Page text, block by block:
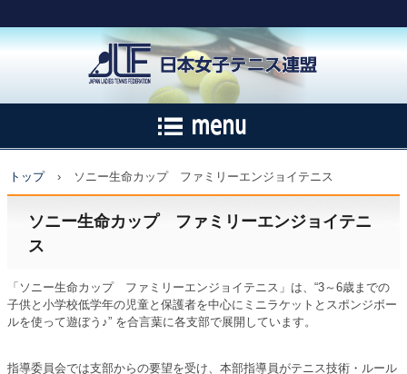
トップ › ソニー生命カップ ファミリーエンジョイテニス
ソニー生命カップ ファミリーエンジョイテニ
ス
「ソニー生命カップ ファミリーエンジョイテニス」は、“3～6歳までの
子供と小学校低学年の児童と保護者を中心にミニラケットとスポンジボー
ルを使って遊ぼう♪” を合言葉に各支部で展開しています。
指導委員会では支部からの要望を受け、本部指導員がテニス技術・ルール